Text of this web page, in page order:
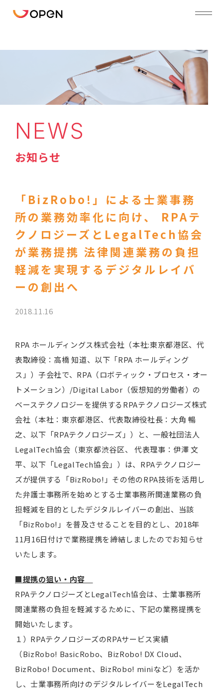
NEWS
お知らせ
「BizRobo!」による士業事務
所の業務効率化に向け、 RPAテ
クノロジーズとLegalTech協会
が業務提携 法律関連業務の負担
軽減を実現するデジタルレイバ
ーの創出へ
2018.11.16
RPA ホールディングス株式会社（本社:東京都港区、代
表取締役：高橋 知道、以下「RPA ホールディング
ス」）子会社で、RPA（ロボティック・プロセス・オー
トメーション）/Digital Labor（仮想知的労働者）の
ベーステクノロジーを提供するRPAテクノロジーズ株式
会社（本社：東京都港区、代表取締役社長：大角 暢
之、以下「RPAテクノロジーズ」）と、一般社団法人
LegalTech協会（東京都渋谷区、 代表理事：伊澤 文
平、以下「LegalTech協会」）は、RPAテクノロジー
ズが提供する「BizRobo!」その他のRPA技術を活用し
た弁護士事務所を始めとする士業事務所関連業務の負
担軽減を目的としたデジタルレイバーの創出、当該
「BizRobo!」を普及させることを目的とし、2018年
11月16日付けで業務提携を締結しましたのでお知らせ
いたします。
■提携の狙い・内容
RPAテクノロジーズとLegalTech協会は、士業事務所
関連業務の負担を軽減するために、下記の業務提携を
開始いたします。
１）RPAテクノロジーズのRPAサービス実績
（BizRobo! BasicRobo、BizRobo! DX Cloud、
BizRobo! Document、BizRobo! miniなど）を活か
し、士業事務所向けのデジタルレイバーをLegalTech